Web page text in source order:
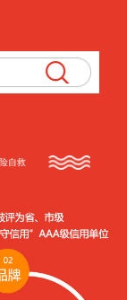
自救